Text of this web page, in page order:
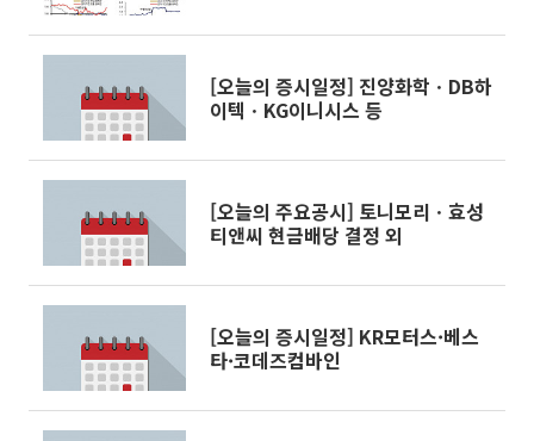
[오늘의 증시일정] 진양화학ㆍDB하
이텍ㆍKG이니시스 등
[오늘의 주요공시] 토니모리ㆍ효성
티앤씨 현금배당 결정 외
[오늘의 증시일정] KR모터스·베스
타·코데즈컴바인